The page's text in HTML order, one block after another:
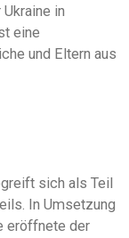
in
eine
und Eltern aus
sich als Teil
In Umsetzung
eröffnete der